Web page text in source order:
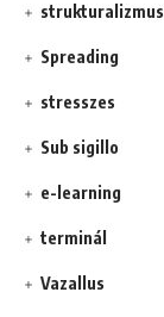
strukturalizmus
Spreading
stresszes
Sub sigillo
e-learning
terminál
Vazallus